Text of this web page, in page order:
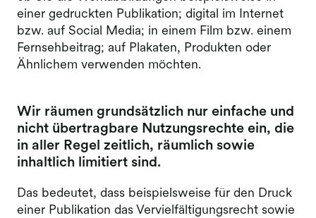
einer gedruckten Publikation; digital im Internet
bzw. auf Social Media; in einem Film bzw. einem
Fernsehbeitrag; auf Plakaten, Produkten oder
Ähnlichem verwenden möchten.
Wir räumen grundsätzlich nur einfache und
nicht übertragbare Nutzungsrechte ein, die
in aller Regel zeitlich, räumlich sowie
inhaltlich limitiert sind.
Das bedeutet, dass beispielsweise für den Druck
einer Publikation das Vervielfältigungsrecht sowie